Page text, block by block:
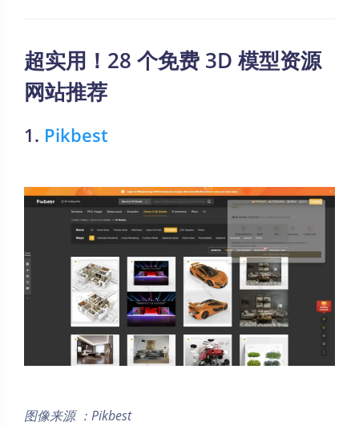
超实用！ 28 个免费 3D 模型资源
网站推荐
1. Pikbest
图像来源 ：Pikbest